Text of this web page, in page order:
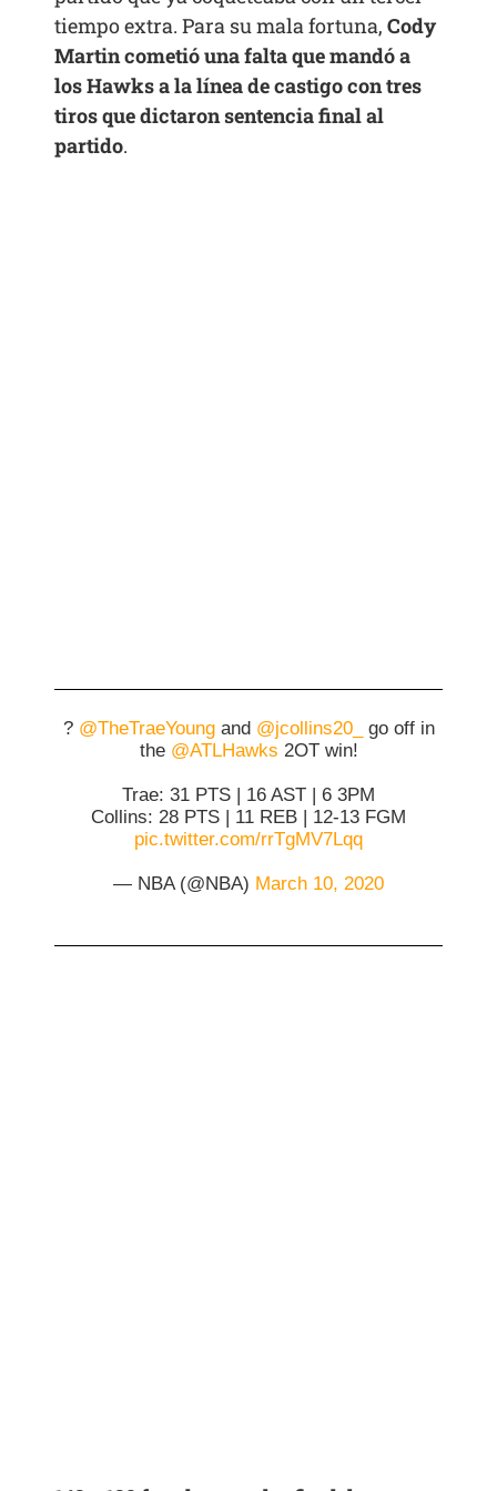
tiempo extra. Para su mala fortuna,Cody
Martin cometió una falta que mandó a
los Hawks a la línea de castigo con tres
tiros que dictaron sentencia final al
partido.
? @TheTraeYoungand @jcollins20_
go off in
the @ATLHawks 2OT win!
Trae: 31 PTS | 16 AST | 6 3PM
Collins: 28 PTS | 11 REB | 12-13 FGM
pic.twitter.com/rrTgMV7Lqq
— NBA (@NBA) March 10, 2020